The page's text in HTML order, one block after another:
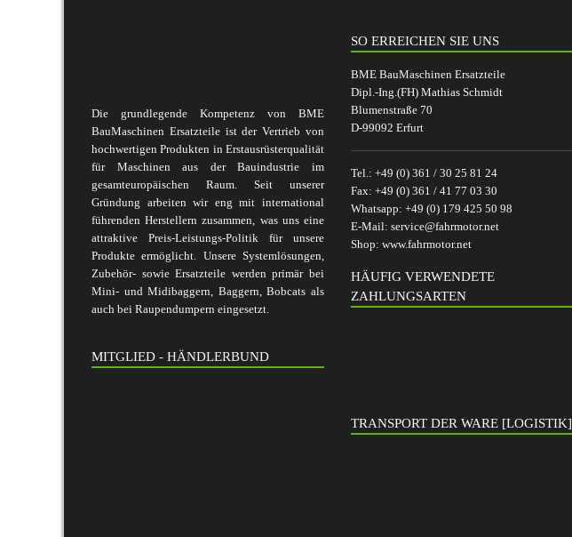
Die grundlegende Kompetenz von BME
BauMaschinen Ersatzteile ist der Vertrieb von
hochwertigen Produkten in Erstausrüsterqualität
für Maschinen aus der Bauindustrie im
gesamteuropäischen Raum. Seit unserer
Gründung arbeiten wir eng mit international
führenden Herstellern zusammen, was uns eine
attraktive Preis-Leistungs-Politik für unsere
Produkte ermöglicht. Unsere Systemlösungen,
Zubehör- sowie Ersatzteile werden primär bei
Mini- und Midibaggern, Baggern, Bobcats als
auch bei Raupendumpern eingesetzt.
MITGLIED - HÄNDLERBUND
SO ERREICHEN SIE UNS
BME BauMaschinen Ersatzteile
Dipl.-Ing.(FH) Mathias Schmidt
Blumenstraße 70
D-99092 Erfurt
Tel.: +49 (0) 361 / 30 25 81 24
Fax: +49 (0) 361 / 41 77 03 30
Whatsapp: +49 (0) 179 425 50 98
E-Mail: service@fahrmotor.net
Shop: www.fahrmotor.net
HÄUFIG VERWENDETE
ZAHLUNGSARTEN
TRANSPORT DER WARE [LOGISTIK]